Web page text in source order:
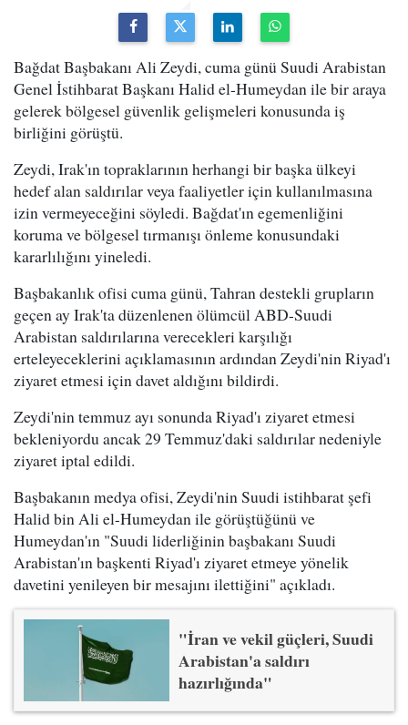
Bağdat Başbakanı Ali Zeydi, cuma günü Suudi Arabistan
Genel İstihbarat Başkanı Halid el-Humeydan ile bir araya
gelerek bölgesel güvenlik gelişmeleri konusunda iş
birliğini görüştü.
Zeydi, Irak'ın topraklarının herhangi bir başka ülkeyi
hedef alan saldırılar veya faaliyetler için kullanılmasına
izin vermeyeceğini söyledi. Bağdat'ın egemenliğini
koruma ve bölgesel tırmanışı önleme konusundaki
kararlılığını yineledi.
Başbakanlık ofisi cuma günü, Tahran destekli grupların
geçen ay Irak'ta düzenlenen ölümcül ABD-Suudi
Arabistan saldırılarına verecekleri karşılığı
erteleyeceklerini açıklamasının ardından Zeydi'nin Riyad'ı
ziyaret etmesi için davet aldığını bildirdi.
Zeydi'nin temmuz ayı sonunda Riyad'ı ziyaret etmesi
bekleniyordu ancak 29 Temmuz'daki saldırılar nedeniyle
ziyaret iptal edildi.
Başbakanın medya ofisi, Zeydi'nin Suudi istihbarat şefi
Halid bin Ali el-Humeydan ile görüştüğünü ve
Humeydan'ın "Suudi liderliğinin başbakanı Suudi
Arabistan'ın başkenti Riyad'ı ziyaret etmeye yönelik
davetini yenileyen bir mesajını ilettiğini" açıkladı.
"İran ve vekil güçleri, Suudi
Arabistan'a saldırı
hazırlığında"